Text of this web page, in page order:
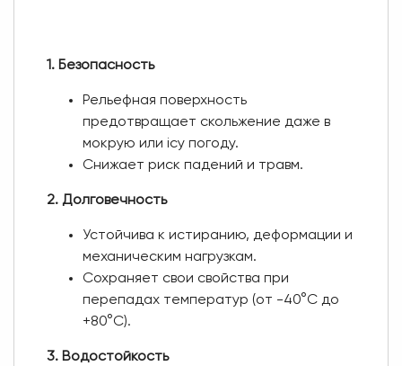
1. Безопасность
Рельефная поверхность
предотвращает скольжение даже в
мокрую или icy погоду.
Снижает риск падений и травм.
2. Долговечность
Устойчива к истиранию, деформации и
механическим нагрузкам.
Сохраняет свои свойства при
перепадах температур (от -40°C до
+80°C).
3. Водостойкость